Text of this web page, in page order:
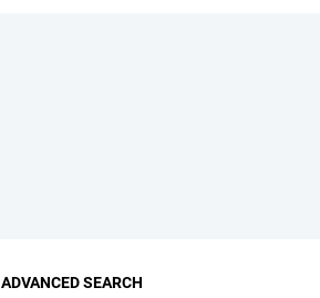
ADVANCED SEARCH